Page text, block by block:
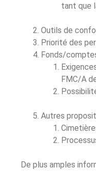
tant que
Outils de
Priorité des
Fonds/
FMC/A
Autres
De plus amples